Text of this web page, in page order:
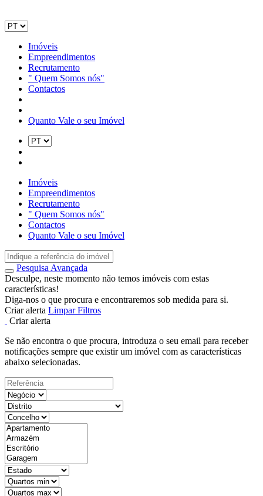
Imóveis
Empreendimentos
Recrutamento
" Quem Somos nós"
Contactos
Quanto Vale o seu Imóvel
Imóveis
Empreendimentos
Recrutamento
" Quem Somos nós"
Contactos
Quanto Vale o seu Imóvel
Pesquisa Avançada
Desculpe, neste momento não temos imóveis com estas
características!
Diga-nos o que procura e encontraremos sob medida para si.
Criar alerta Limpar Filtros
Criar alerta
Se não encontra o que procura, introduza o seu email para receber
notificações sempre que existir um imóvel com as características
abaixo selecionadas.